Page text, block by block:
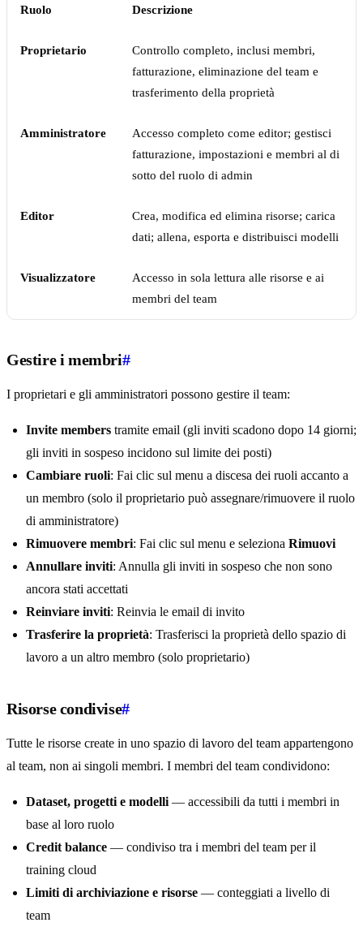
Ruolo Descrizione
Proprietario
Controllo completo, inclusi membri,
fatturazione, eliminazione del team e
trasferimento della proprietà
Amministratore
Accesso completo come editor; gestisci
fatturazione, impostazioni e membri al di
sotto del ruolo di admin
Editor
Crea, modifica ed elimina risorse; carica
dati; allena, esporta e distribuisci modelli
Visualizzatore
Accesso in sola lettura alle risorse e ai
membri del team
Gestire i membri#
I proprietari e gli amministratori possono gestire il team:
Invite members tramite email (gli inviti scadono dopo 14 giorni;
gli inviti in sospeso incidono sul limite dei posti)
Cambiare ruoli: Fai clic sul menu a discesa dei ruoli accanto a
un membro (solo il proprietario può assegnare/rimuovere il ruolo
di amministratore)
Rimuovere membri: Fai clic sul menu e seleziona Rimuovi
Annullare inviti: Annulla gli inviti in sospeso che non sono
ancora stati accettati
Reinviare inviti: Reinvia le email di invito
Trasferire la proprietà: Trasferisci la proprietà dello spazio di
lavoro a un altro membro (solo proprietario)
Risorse condivise#
Tutte le risorse create in uno spazio di lavoro del team appartengono
al team, non ai singoli membri. I membri del team condividono:
Dataset, progetti e modelli — accessibili da tutti i membri in
base al loro ruolo
Credit balance — condiviso tra i membri del team per il
training cloud
Limiti di archiviazione e risorse — conteggiati a livello di
team